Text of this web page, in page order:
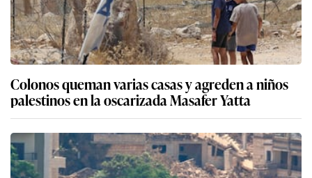
Colonos queman varias casas y agreden a niños
palestinos en la oscarizada Masafer Yatta